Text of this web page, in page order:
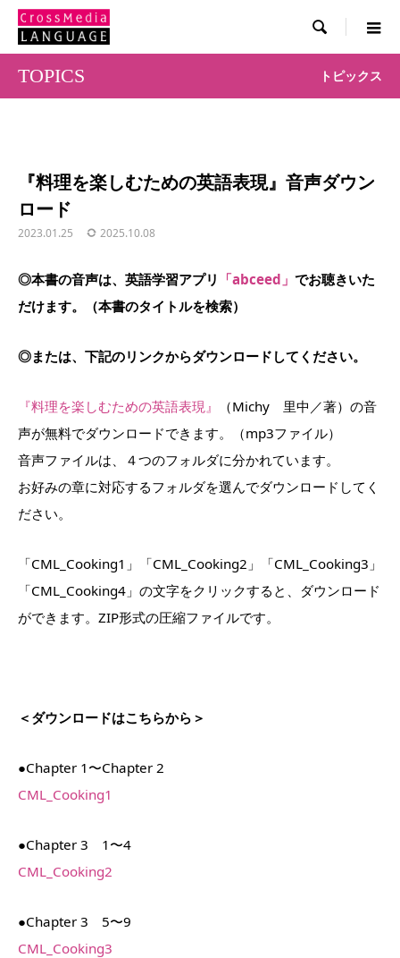

TOPICS トピックス
『料理を楽しむための英語表現』音声ダウン
ロード
2023.01.25 2025.10.08
◎本書の音声は、英語学習アプリ 「abceed」 でお聴きいた
だけます。（本書のタイトルを検索）
◎または、下記のリンクからダウンロードしてください。
『料理を楽しむための英語表現』
（Michy 里中／著）の音
声が無料でダウンロードできます。（mp3ファイル）
音声ファイルは、４つのフォルダに分かれています。
お好みの章に対応するフォルダを選んでダウンロードしてく
ださい。
「CML_Cooking1」「CML_Cooking2」「CML_Cooking3」
「CML_Cooking4」の文字をクリックすると、ダウンロード
ができます。ZIP形式の圧縮ファイルです。
＜ダウンロードはこちらから＞
●Chapter 1〜Chapter 2
CML_Cooking1
●Chapter 3 1〜4
CML_Cooking2
●Chapter 3 5〜9
CML_Cooking3